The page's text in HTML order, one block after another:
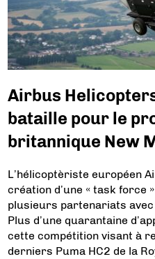
Airbus
bataille pour le
britannique New
L’hélicoptèriste européen
création d’une « task force
plusieurs partenariats
Plus d’une quarantaine
cette compétition visant à
derniers Puma HC2 de la